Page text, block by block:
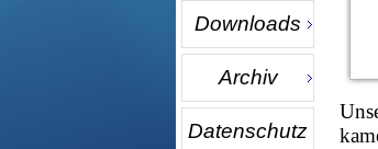
Downloads
Archiv
Datenschutz